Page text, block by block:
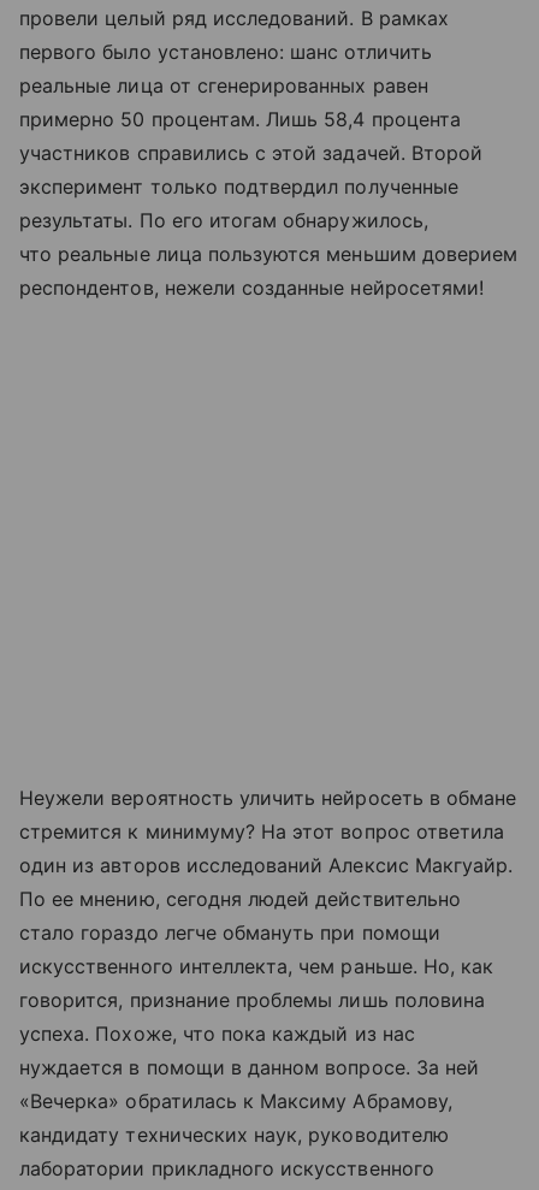
провели целый ряд исследований. В рамках
первого было установлено: шанс отличить
реальные лица от сгенерированных равен
примерно 50 процентам. Лишь 58,4 процента
участников справились с этой задачей. Второй
эксперимент только подтвердил полученные
результаты. По его итогам обнаружилось,
что реальные лица пользуются меньшим доверием
респондентов, нежели созданные нейросетями!
Неужели вероятность уличить нейросеть в обмане
стремится к минимуму? На этот вопрос ответила
один из авторов исследований Алексис Макгуайр.
По ее мнению, сегодня людей действительно
стало гораздо легче обмануть при помощи
искусственного интеллекта, чем раньше. Но, как
говорится, признание проблемы лишь половина
успеха. Похоже, что пока каждый из нас
нуждается в помощи в данном вопросе. За ней
«Вечерка» обратилась к Максиму Абрамову,
кандидату технических наук, руководителю
лаборатории прикладного искусственного